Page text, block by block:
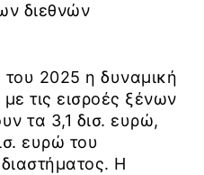
διεθνών
2025 η δυναμική
τις εισροές ξένων
τα 3,1 δισ. ευρώ,
ευρώ του
Η